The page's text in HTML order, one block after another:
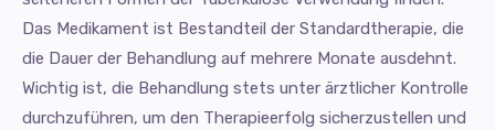
Das Medikament ist Bestandteil der Standardtherapie, die
die Dauer der Behandlung auf mehrere Monate ausdehnt.
Wichtig ist, die Behandlung stets unter ärztlicher Kontrolle
durchzuführen, um den Therapieerfolg sicherzustellen und